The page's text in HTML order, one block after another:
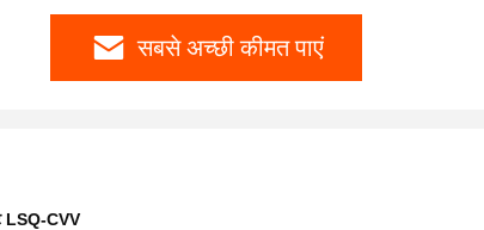
सबसे अच्छी कीमत पाएं
LSQ-CVV